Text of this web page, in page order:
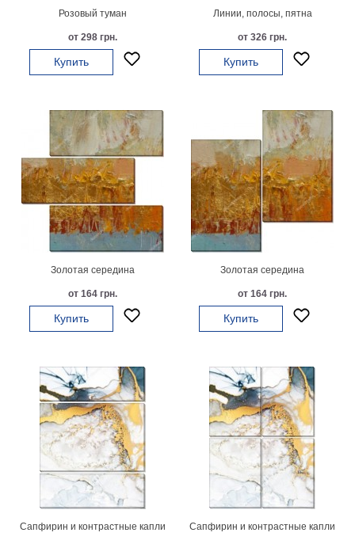
Розовый туман
от 298 грн.
Купить
Линии, полосы, пятна
от 326 грн.
Купить
Золотая середина
от 164 грн.
Купить
Золотая середина
от 164 грн.
Купить
Сапфирин и контрастные капли Сапфирин и контрастные капли